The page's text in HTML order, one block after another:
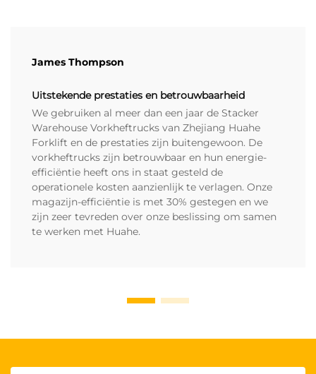
James Thompson
Uitstekende prestaties en betrouwbaarheid
We gebruiken al meer dan een jaar de Stacker
Warehouse Vorkheftrucks van Zhejiang Huahe
Forklift en de prestaties zijn buitengewoon. De
vorkheftrucks zijn betrouwbaar en hun energie-
efficiëntie heeft ons in staat gesteld de
operationele kosten aanzienlijk te verlagen. Onze
magazijn-efficiëntie is met 30% gestegen en we
zijn zeer tevreden over onze beslissing om samen
te werken met Huahe.